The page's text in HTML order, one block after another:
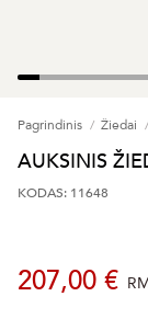
Pagrindinis Žiedai
AUKSINIS
KODAS: 11648
207,00 €